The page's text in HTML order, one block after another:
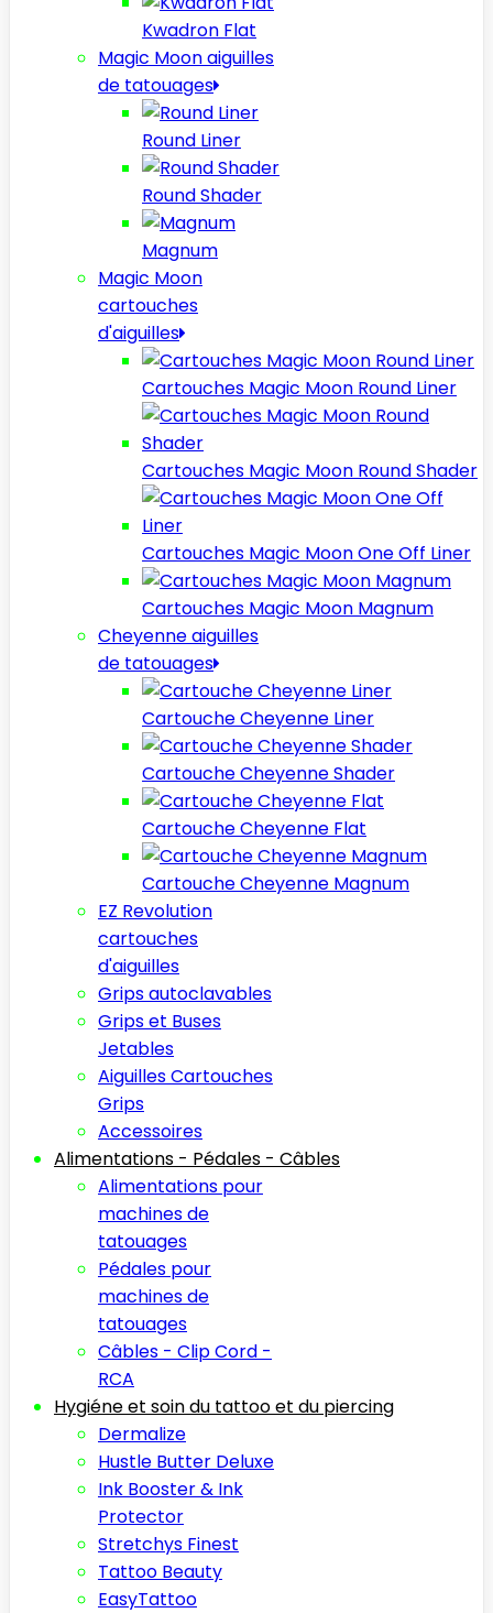
Kwadron Flat
Magic Moon aiguilles
de tatouages
Round Liner
Round Shader
Magnum
Magic Moon
cartouches
d'aiguilles
Cartouches Magic Moon Round Liner
Cartouches Magic Moon Round Shader
Cartouches Magic Moon One Off Liner
Cartouches Magic Moon Magnum
Cheyenne aiguilles
de tatouages
Cartouche Cheyenne Liner
Cartouche Cheyenne Shader
Cartouche Cheyenne Flat
Cartouche Cheyenne Magnum
EZ Revolution
cartouches
d'aiguilles
Grips autoclavables
Grips et Buses
Jetables
Aiguilles Cartouches
Grips
Accessoires
Alimentations - Pédales - Câbles
Alimentations pour
machines de
tatouages
Pédales pour
machines de
tatouages
Câbles - Clip Cord -
RCA
Hygiéne et soin du tattoo et du piercing
Dermalize
Hustle Butter Deluxe
Ink Booster & Ink
Protector
Stretchys Finest
Tattoo Beauty
EasyTattoo